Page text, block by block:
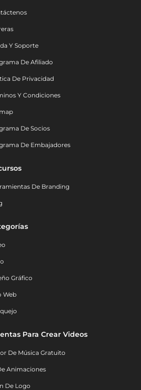
Y Soporte
De Afiliado
De Privacidad
Y Condiciones
De Socios
De Embajadores
De Branding
Gráfico
Web
Para Crear Videos
De Música Gratuito
Animaciones
De Logo